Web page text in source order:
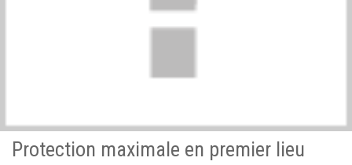
Protection maximale en premier lieu